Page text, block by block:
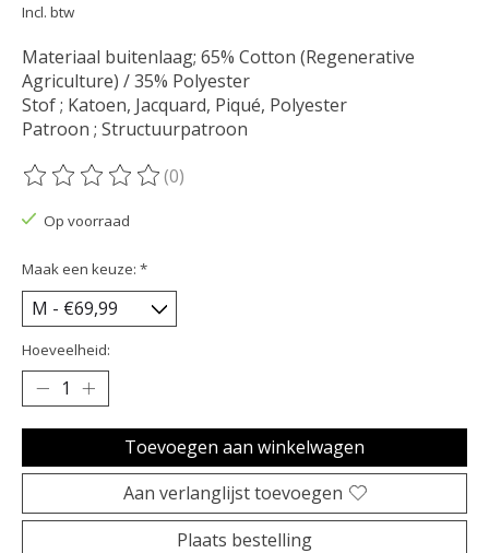
Incl. btw
Materiaal buitenlaag; 65% Cotton (Regenerative
Agriculture) / 35% Polyester
Stof ; Katoen, Jacquard, Piqué, Polyester
Patroon ; Structuurpatroon
De beoordeling van dit product is
(0)
Op voorraad
Maak een keuze: *
Hoeveelheid:
Toevoegen aan winkelwagen
Aan verlanglijst toevoegen
Plaats bestelling